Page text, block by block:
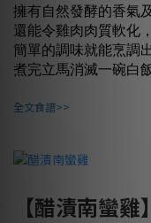
擁有自然發酵的香氣
還能令雞肉肉質軟化，
簡單的調味就能烹調
煮完立馬消滅一碗白
全文食譜>>
【醋漬南蠻